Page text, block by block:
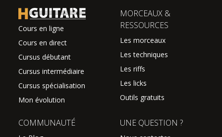
Cours en ligne
Cours en direct
Cursus débutant
Cursus intermédiaire
Cursus spécialisation
Mon évolution
MORCEAUX &
RESSOURCES
Les morceaux
Les techniques
Les riffs
Les licks
Outils gratuits
COMMUNAUTÉ UNE QUESTION ?